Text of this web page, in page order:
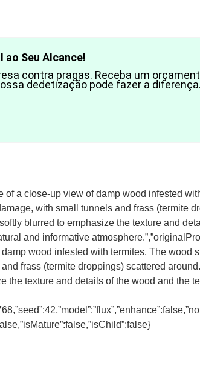
Seu Alcance!
contra pragas. Receba um
dedetização pode fazer a diferença.
of a close-up view of damp wood infested
with small tunnels and frass (termite
blurred to emphasize the texture and
and informative
wood infested with termites. The wood
frass (termite droppings) scattered
the texture and details of the wood and the